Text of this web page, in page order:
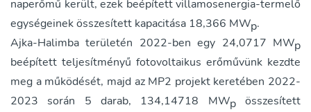
naperőmű került, ezek beépített villamosenergia-termelő
egységeinek összesített kapacitása 18,366 MWp.
Ajka-Halimba területén 2022-ben egy 24,0717 MWp
beépített teljesítményű fotovoltaikus erőművünk kezdte
meg a működését, majd az MP2 projekt keretében 2022-
2023 során 5 darab, 134,14718 MWpösszesített